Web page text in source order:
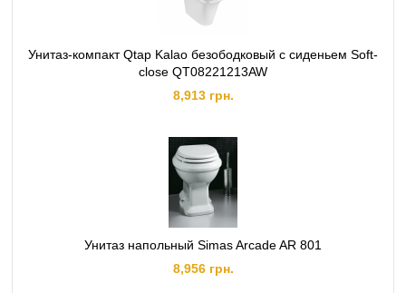
Унитаз-компакт Qtap Kalao безободковый с сиденьем Soft-
close QT08221213AW
8,913 грн.
Унитаз напольный Simas Arcade AR 801
8,956 грн.